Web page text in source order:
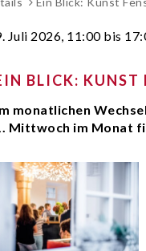
Juli 2026, 11:00 bis
BLICK: KUNST
monatlichen
Mittwoch im Monat